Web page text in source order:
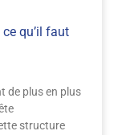
qu’il faut
de plus en plus
structure